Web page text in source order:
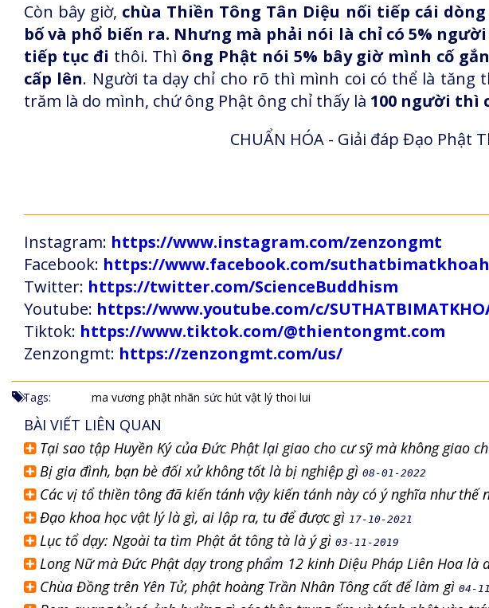
Còn bây giờ, chùa Thiền Tông Tân Diệu nối tiếp cái
bố và phổ biến ra. Nhưng mà phải nói là chỉ có 5%
tiếp tục đi thôi. Thì ông Phật nói 5% bây giờ mình cố
cấp lên. Người ta dạy chỉ cho rõ thì mình coi có thể là tăng
trăm là do mình, chứ ông Phật ông chỉ thấy là 100 người thì
CHUẨN HÓA - Giải đáp Đạo Phật
Instagram: https://www.instagram.com/zenzongmt
Facebook: https://www.facebook.com/
Twitter: https://twitter.com/ScienceBuddhism
Youtube: https://www.youtube.com/c/
Tiktok: https://www.tiktok.com/@thientongmt.com
Zenzongmt: https://zenzongmt.com/us/
Tags: ma vương phật nhãn sức hút vật lý thoi lui
BÀI VIẾT LIÊN QUAN
Tại sao tập Huyền Ký của Đức Phật lại giao cho cư sỹ mà không giao
Bị gia đình, bạn bè đối xử không tốt là bị nghiệp gì 08-01-2022
Các vị tổ thiền tông đã kiến tánh vậy kiến tánh này có ý nghĩa như thế
Đạo khoa học vật lý là gì, ai lập ra, tu để được gì 17-10-2021
Lục tổ dạy: Ngoài ta tìm Phật ắt tông tà là ý gì 03-11-2019
Long Nữ mà Đức Phật dạy trong phẩm 12 kinh Diệu Pháp Liên Hoa là
Chùa Đồng trên Yên Tử, phật hoàng Trần Nhân Tông cất để làm gì 04-